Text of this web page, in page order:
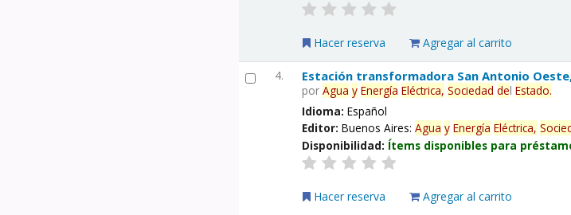
Hacer reserva Agregar al carrito
4. Estación transformadora San Antonio
porAgua y Energía Eléctrica, Sociedad delEstado.
Idioma:Español
Editor:Buenos Aires:Agua y Energía Eléctrica,
Disponibilidad: Ítems disponibles para
Hacer reserva Agregar al carrito